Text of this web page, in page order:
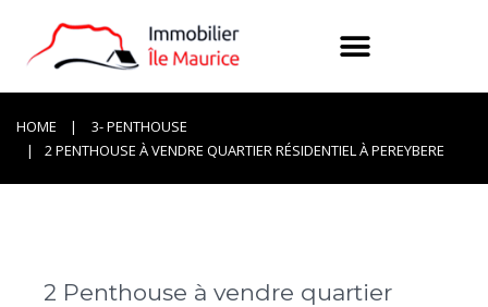
HOME
3- PENTHOUSE
2 PENTHOUSE À VENDRE QUARTIER RÉSIDENTIEL À PEREYBERE
2 Penthouse à vendre quartier